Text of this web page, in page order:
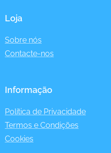
Loja
Sobre nós
Contacte-nos
Informação
Política de Privacidade
Termos e Condições
Cookies